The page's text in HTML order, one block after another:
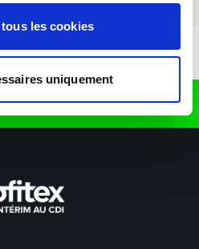
les cookies
uniquement
nous sur